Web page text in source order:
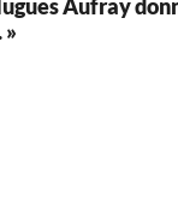
Aufray
»